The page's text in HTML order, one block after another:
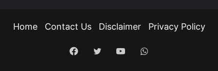
Home Contact Us Disclaimer Privacy Policy
Facebook
TwitterYouTubeWhatsApp